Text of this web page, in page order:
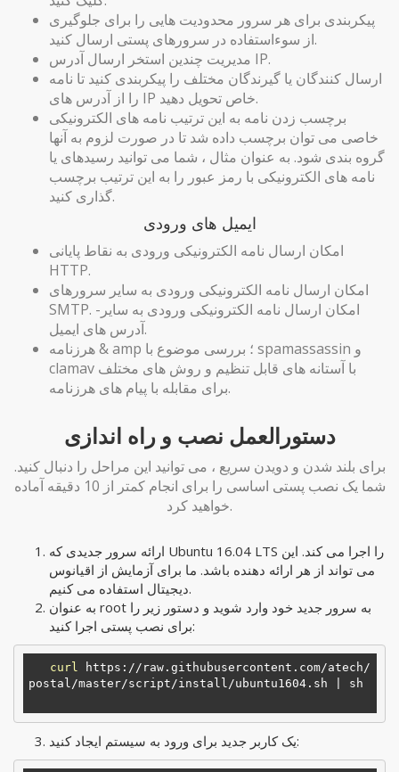
پیکربندی برای هر سرور محدودیت هایی را برای جلوگیری
از سوءاستفاده در سرورهای پستی ارسال کنید.
مدیریت چندین استخر ارسال آدرس IP.
ارسال کنندگان یا گیرندگان مختلف را پیکربندی کنید تا نامه
را از آدرس های IP خاص تحویل دهید.
برچسب زدن نامه به این ترتیب نامه های الکترونیکی
خاصی می توان برچسب داده شد تا در صورت لزوم به آنها
گروه بندی شود. به عنوان مثال ، شما می توانید رسیدهای یا
نامه های الکترونیکی با رمز عبور را به این ترتیب برچسب
گذاری کنید.
ایمیل های ورودی
امکان ارسال نامه الکترونیکی ورودی به نقاط پایانی
HTTP.
امکان ارسال نامه الکترونیکی ورودی به سایر سرورهای
SMTP. -امکان ارسال نامه الکترونیکی ورودی به سایر
آدرس های ایمیل.
هرزنامه & amp ؛ بررسی موضوع با spamassassin و
clamav با آستانه های قابل تنظیم و روش های مختلف
برای مقابله با پیام های هرزنامه.
دستورالعمل نصب و راه اندازی
برای بلند شدن و دویدن سریع ، می توانید این مراحل را دنبال کنید.
شما یک نصب پستی اساسی را برای انجام کمتر از 10 دقیقه آماده
خواهید کرد.
ارائه سرور جدیدی که Ubuntu 16.04 LTS را اجرا می کند. این
می تواند از هر ارائه دهنده باشد. ما برای آزمایش از اقیانوس
دیجیتال استفاده می کنیم.
به عنوان root به سرور جدید خود وارد شوید و دستور زیر را
برای نصب پستی اجرا کنید:
curl
https://raw.githubusercontent.com/atech/
postal/master/script/install/ubuntu1604.sh | sh
یک کاربر جدید برای ورود به سیستم ایجاد کنید: